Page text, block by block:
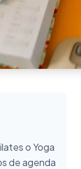
o Yoga
de agenda